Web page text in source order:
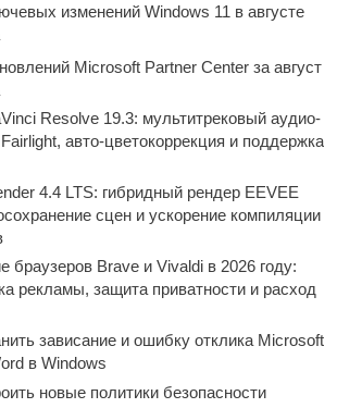
изменений Windows 11 в августе
Microsoft Partner Center за август
Resolve 19.3: мультитрековый аудио-
авто-цветокоррекция и поддержка
4.4 LTS: гибридный рендер EEVEE
сцен и ускорение компиляции
браузеров Brave и Vivaldi в 2026 году:
рекламы, защита приватности и расход
зависание и ошибку отклика Microsoft
в Windows
новые политики безопасности